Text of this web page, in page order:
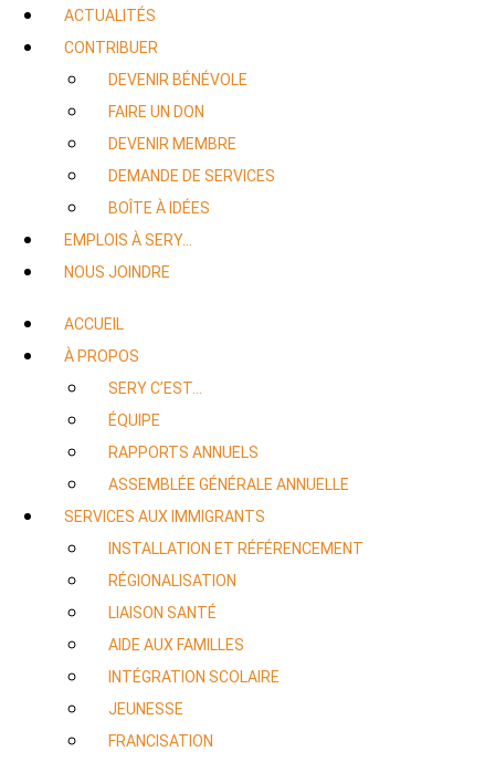
ACTUALITÉS
CONTRIBUER
DEVENIR BÉNÉVOLE
FAIRE UN DON
DEVENIR MEMBRE
DEMANDE DE SERVICES
BOÎTE À IDÉES
EMPLOIS À SERY…
NOUS JOINDRE
ACCUEIL
À PROPOS
SERY C’EST…
ÉQUIPE
RAPPORTS ANNUELS
ASSEMBLÉE GÉNÉRALE ANNUELLE
SERVICES AUX IMMIGRANTS
INSTALLATION ET RÉFÉRENCEMENT
RÉGIONALISATION
LIAISON SANTÉ
AIDE AUX FAMILLES
INTÉGRATION SCOLAIRE
JEUNESSE
FRANCISATION